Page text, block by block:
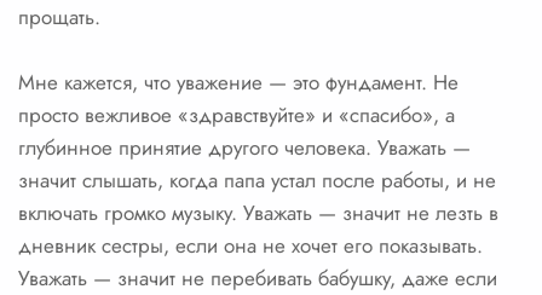
прощать.
Мне кажется, что уважение — это фундамент. Не
просто вежливое «здравствуйте» и «спасибо», а
глубинное принятие другого человека. Уважать —
значит слышать, когда папа устал после работы, и не
включать громко музыку. Уважать — значит не лезть в
дневник сестры, если она не хочет его показывать.
Уважать — значит не перебивать бабушку, даже если